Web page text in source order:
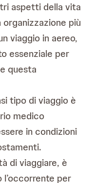
aspetti della vita
più
viaggio in aereo,
essenziale per
questa
tipo di viaggio è
medico
in condizioni
di viaggiare, è
per